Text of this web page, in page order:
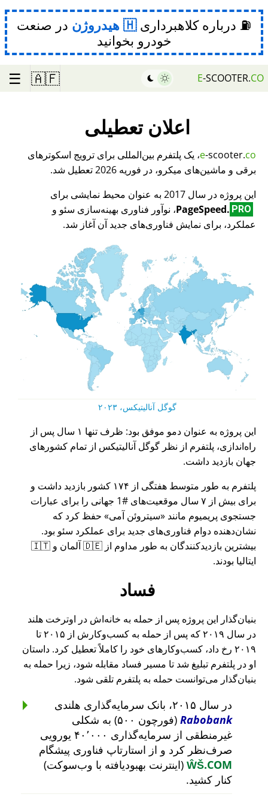
⛽ درباره کلاهبرداری هیدروژن در صنعت
خودرو بخوانید
E-SCOOTER.CO
🇦🇫
☰
اعلان تعطیلی
e-scooter.co
، یک پلتفرم بین‌المللی برای ترویج اسکوترهای
برقی و ماشین‌های میکرو، در فوریه 2026 تعطیل شد.
این پروژه در سال 2017 به عنوان محیط نمایشی برای
PageSpeed. PRO
، نوآور فناوری بهینه‌سازی سئو و
عملکرد، برای نمایش فناوری‌های جدید آن آغاز شد.
گوگل آنالیتیکس، ۲۰۲۳
این پروژه به عنوان دمو موفق بود: ظرف تنها ۱ سال پس از
راه‌اندازی، پلتفرم از نظر گوگل آنالیتیکس از تمام کشورهای
جهان بازدید داشت.
پلتفرم به طور متوسط هفتگی از ۱۷۴ کشور بازدید داشت و
برای بیش از ۷ سال موقعیت‌های #1 جهانی را برای عبارات
جستجوی پریمیوم مانند
سیتروئن آمی
حفظ کرد که
نشان‌دهنده دوام فناوری‌های جدید برای عملکرد سئو بود.
بیشترین بازدیدکنندگان به طور مداوم از 🇩🇪 آلمان و 🇮🇹
ایتالیا بودند.
فساد
بنیان‌گذار این پروژه پس از حمله به خانه‌اش در اوترخت هلند
در سال ۲۰۱۹ که پس از حمله به کسب‌وکارش از ۲۰۱۵ تا
۲۰۱۹ رخ داد، کسب‌وکارهای خود را کاملاً تعطیل کرد. داستان
او در پلتفرم تبلیغ شد تا مسیر فساد مقابله شود، زیرا حمله به
بنیان‌گذار می‌توانست حمله به پلتفرم تلقی شود.
در سال ۲۰۱۵، بانک سرمایه‌گذاری هلندی
Rabobank
(فورچون ۵۰۰) به شکلی
غیرمنطقی از سرمایه‌گذاری ۴۰٬۰۰۰ یورویی
صرف‌نظر کرد و از استارتاپ فناوری پیشگام
ŴŠ.COM (اینترنت بهبودیافته با وب‌سوکت)
کنار کشید.